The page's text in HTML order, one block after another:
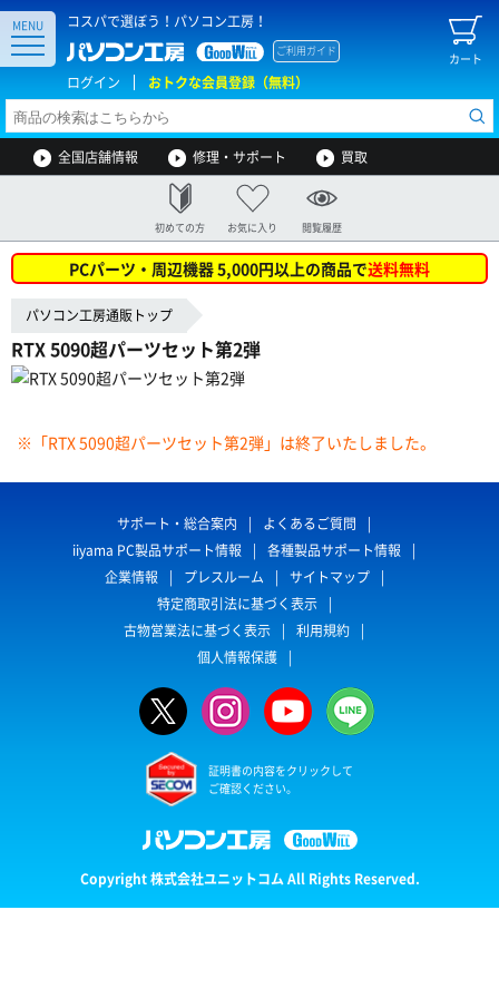
コスパで選ぼう！パソコン工房！
カート
ご利用ガイド
ログイン おトクな会員登録（無料）
MENU
全国店舗情報 修理・サポート 買取
初めての方 お気に入り 閲覧履歴
PCパーツ・周辺機器 5,000円以上の商品で送料無料
パソコン工房通販トップ
RTX 5090超パーツセット第2弾
※「RTX 5090超パーツセット第2弾」は終了いたしました。
サポート・総合案内
よくあるご質問
iiyama PC製品サポート情報
各種製品サポート情報
企業情報
プレスルーム
サイトマップ
特定商取引法に基づく表示
古物営業法に基づく表示
利用規約
個人情報保護
証明書の内容をクリックして
ご確認ください。
Copyright 株式会社ユニットコム All Rights Reserved.